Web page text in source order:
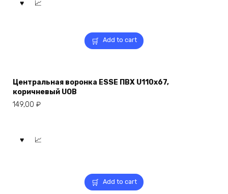
Add to cart
Центральная воронка ESSE ПВХ U110x67,
коричневый UOB
149,00 ₽
Add to cart